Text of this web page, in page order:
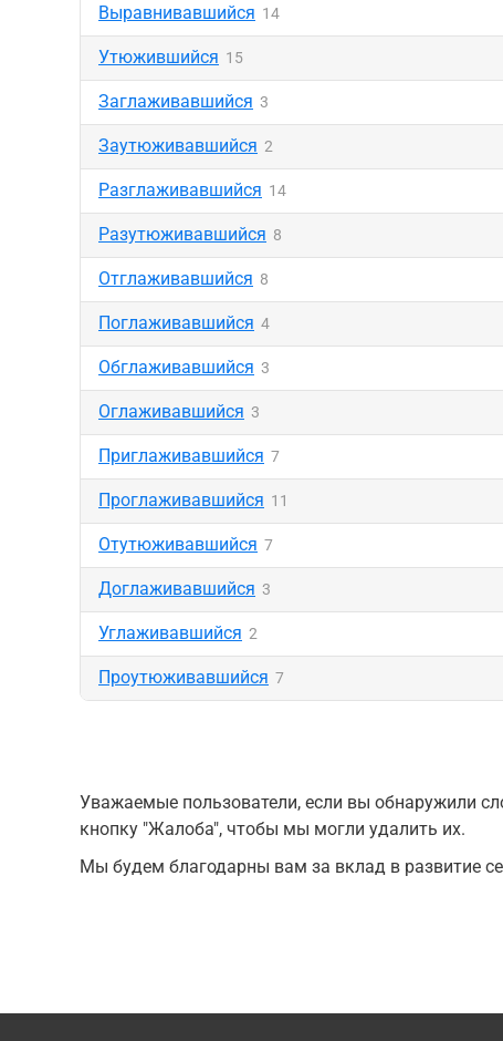
Выравнивавшийся 14
Утюжившийся 15
Заглаживавшийся 3
Заутюживавшийся 2
Разглаживавшийся 14
Разутюживавшийся 8
Отглаживавшийся 8
Поглаживавшийся 4
Обглаживавшийся 3
Оглаживавшийся 3
Приглаживавшийся 7
Проглаживавшийся 11
Отутюживавшийся 7
Доглаживавшийся 3
Углаживавшийся 2
Проутюживавшийся 7
Уважаемые пользователи, если вы обнаружили
кнопку "Жалоба", чтобы мы могли удалить их.
Мы будем благодарны вам за вклад в развитие